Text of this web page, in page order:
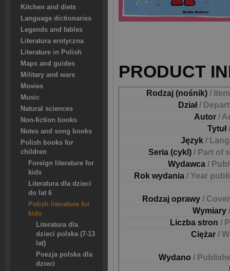
Kitchen and diets
Language dictionaries
Legends and fables
Literatura erotyczna
Literature in Polish
Maps and guides
Military and wars
Movies
Music
Natural sciences
Non-fiction books
Notes and song books
Polish books for
children
Foreign literature for
kids
Literatura dla dzieci
do lat 6
Polish literature for
kids
Literatura dla
dzieci polska (7-13
lat)
Poezja polska dla
dzieci
PRODUCT
Rodzaj (nośnik) /
Dział/
Autor /
Tytuł
Język /
Seria (cykl) / Part of
Wydawca /
Rok wydania / Year
Rodzaj oprawy /
Wymiary
Liczba stron /
Ciężar /
Wydano /